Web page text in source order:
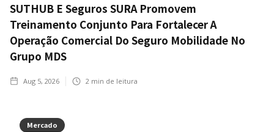
SUTHUB E Seguros SURA Promovem
Treinamento Conjunto Para Fortalecer A
Operação Comercial Do Seguro Mobilidade No
Grupo MDS
Aug 5, 2026 2 min de leitura
Mercado